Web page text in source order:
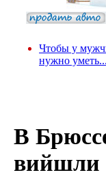
Чтобы у
нужно уметь...
В
вийшли